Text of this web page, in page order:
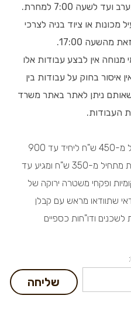
החוק קובע כי אסור לבצע עבודות תיקון, שיפוץ או בנייה הגורמות לרעש מ-20:00 בערב ועד לשעה 7:00 למחרת.
בנוסף, אסור להפעיל מכונות או ציוד בניה לצרכי
אין לבצע עבודות אלו
שניתן להבין, אין איסור בחוק על עבודות בין
שאותם ניתן לאתר באתר משרד
העבודות.
על פי סדר הדין הפלילי, גובה הקנס על הפעלת מכונה באזור מגורים בשעות האסורות יחל מ-450 ש"ח ליחיד עד 900
ש"ח כאשר מדובר בעבירה חוזרת. הקנס על עבודות תיקון, שיפוץ או בנייה בשעות האסורות מתחיל מ-350 ש"ח ומגיע עד
ופקחי משטרה ירוקה של
שתוודאו מראש עם קבלן
ודו"חות כספיים
שליחה